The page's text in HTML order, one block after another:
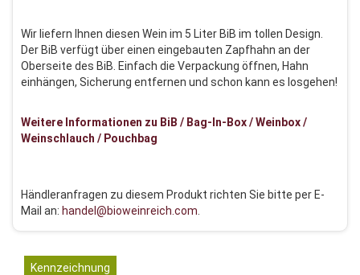
Wir liefern Ihnen diesen Wein im 5 Liter BiB im tollen Design.
Der BiB verfügt über einen eingebauten Zapfhahn an der
Oberseite des BiB. Einfach die Verpackung öffnen, Hahn
einhängen, Sicherung entfernen und schon kann es losgehen!
Weitere Informationen zu BiB / Bag-In-Box / Weinbox /
Weinschlauch / Pouchbag
Händleranfragen zu diesem Produkt richten Sie bitte per E-
Mail an: handel@bioweinreich.com
Kennzeichnung